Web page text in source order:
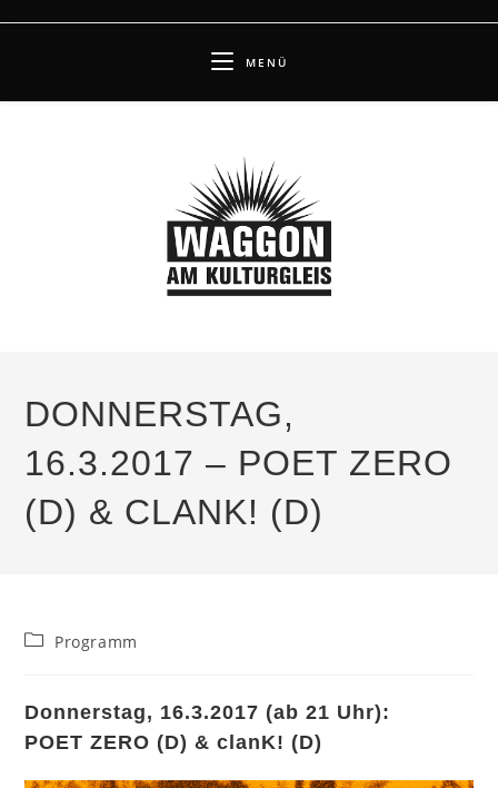
MENÜ
DONNERSTAG,
16.3.2017 – POET ZERO
(D) & CLANK! (D)
Beitrags-
Programm
Donnerstag, 16.3.2017 (ab 21 Uhr):
POET ZERO (D) & clanK! (D)